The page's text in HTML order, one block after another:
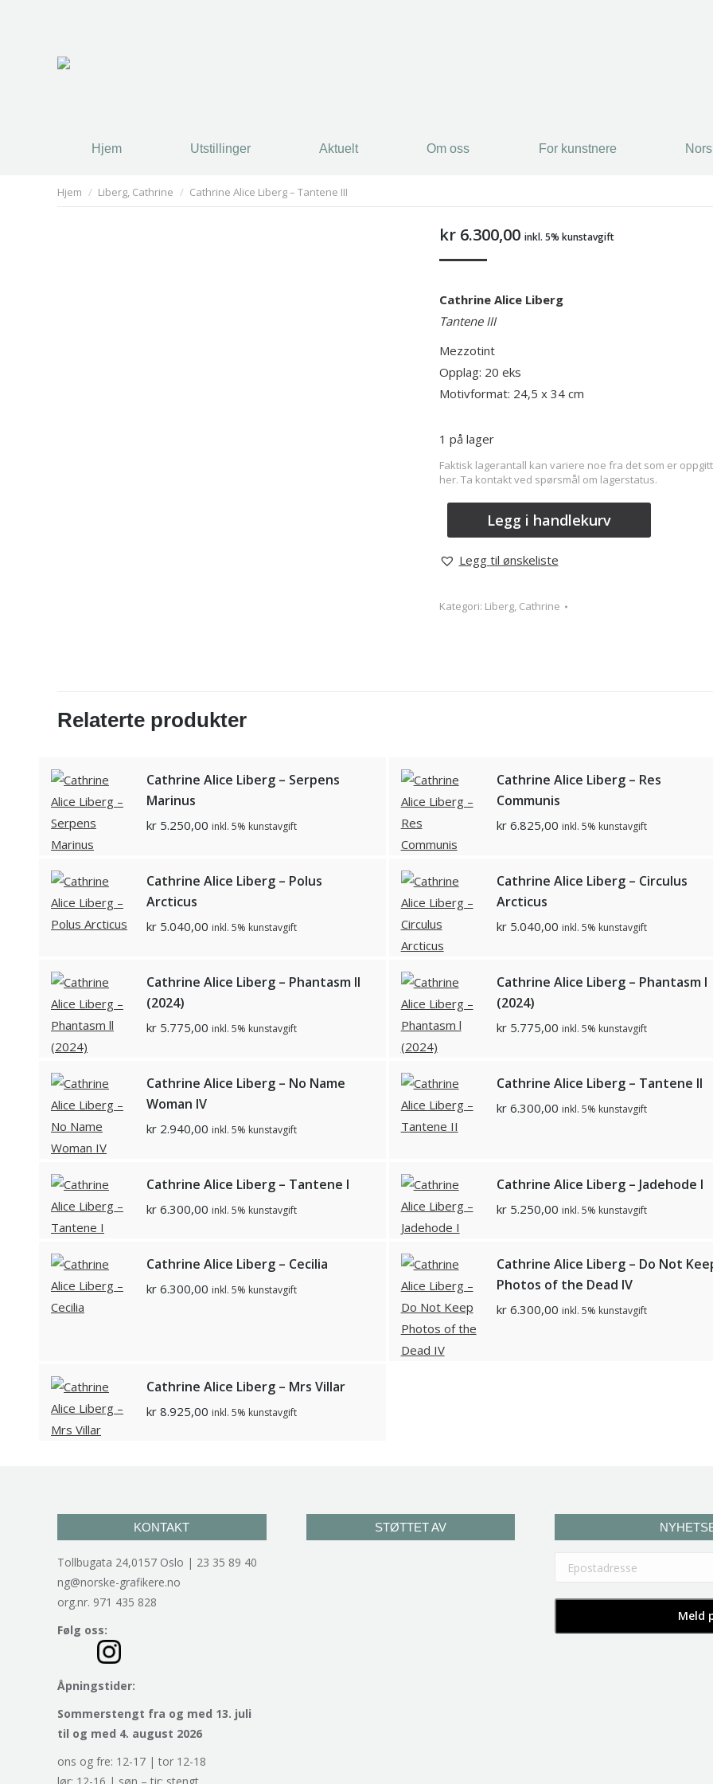
Hjem Utstillinger Aktuelt Om oss For kunstnere
You are here:
Hjem Liberg, Cathrine Cathrine Alice Liberg – Tantene III
kr6.300,00 inkl. 5% kunstavgift
Cathrine Alice Liberg
Tantene III
Mezzotint
Opplag: 20 eks
Motivformat: 24,5 x 34 cm
1 på lager
Faktisk lagerantall kan variere noe fra det som er oppgitt
her. Ta kontakt ved spørsmål om lagerstatus.
Legg i handlekurv
Legg til ønskeliste
Kategori: Liberg, Cathrine
Relaterte produkter
Cathrine Alice Liberg – Serpens
Marinus
kr 5.250,00 inkl. 5% kunstavgift
Cathrine Alice Liberg – Res
Communis
kr6.825,00 inkl. 5% kunstavgift
Cathrine Alice Liberg – Polus
Arcticus
kr 5.040,00 inkl. 5% kunstavgift
Cathrine Alice Liberg – Circulus
Arcticus
kr5.040,00 inkl. 5% kunstavgift
Cathrine Alice Liberg – Phantasm ll
(2024)
kr 5.775,00 inkl. 5% kunstavgift
Cathrine Alice Liberg – Phantasm l
(2024)
kr5.775,00 inkl. 5% kunstavgift
Cathrine Alice Liberg – No Name
Woman IV
kr 2.940,00 inkl. 5% kunstavgift
Cathrine Alice Liberg – Tantene II
kr6.300,00 inkl. 5% kunstavgift
Cathrine Alice Liberg – Tantene I
kr 6.300,00 inkl. 5% kunstavgift
Cathrine Alice Liberg – Jadehode I
kr5.250,00 inkl. 5% kunstavgift
Cathrine Alice Liberg – Cecilia
kr 6.300,00 inkl. 5% kunstavgift
Cathrine Alice Liberg – Do Not
Photos of the Dead IV
kr6.300,00 inkl. 5% kunstavgift
Cathrine Alice Liberg – Mrs Villar
kr 8.925,00 inkl. 5% kunstavgift
KONTAKT
Tollbugata 24,0157 Oslo | 23 35 89 40
ng@norske-grafikere.no
org.nr. 971 435 828
Følg oss:
Åpningstider:
Sommerstengt fra og med 13. juli
til og med 4. august 2026
ons og fre: 12-17 | tor 12-18
STØTTET AV